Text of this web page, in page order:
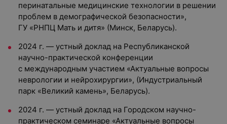
перинатальные медицинские технологии в решении
проблем в демографической безопасности»,
ГУ «РНПЦ Мать и дитя» (Минск, Беларусь).
2024 г. — устный доклад на Республиканской
научно-практической конференции
с международным участием «Актуальные вопросы
неврологии и нейрохирургии», (Индустриальный
парк «Великий камень», Беларусь).
2024 г. — устный доклад на Городском научно-
практическом семинаре «Актуальные вопросы